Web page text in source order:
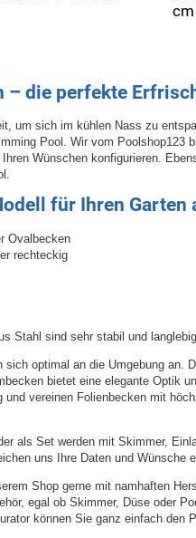
cm
– die perfekte
um sich im kühlen Nass zu
Pool. Wir vom
Wünschen konfigurieren.
für Ihren Garten
Ovalbecken
rechteckig
Stahl sind sehr stabil und langlebig.
optimal an die Umgebung
bietet eine elegante Optik
vereinen Folienbecken mit
als Set werden mit Skimmer,
uns Ihre Daten und
Shop gerne mit namhaften
egal ob Skimmer, Düse oder
können Sie ganz einfach den